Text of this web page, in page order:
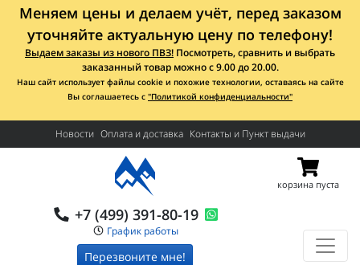
Меняем цены и делаем учёт, перед заказом
уточняйте актуальную цену по телефону!
Выдаем заказы из нового ПВЗ! Посмотреть, сравнить и выбрать
заказанный товар можно с 9.00 до 20.00.
Наш сайт использует файлы cookie и похожие технологии, оставаясь на сайте
Вы соглашаетесь с "Политикой конфиденциальности"
Новости Оплата и доставка Контакты и Пункт выдачи
+7 (499) 391-80-19
График работы
Перезвоните мне!
корзина пуста